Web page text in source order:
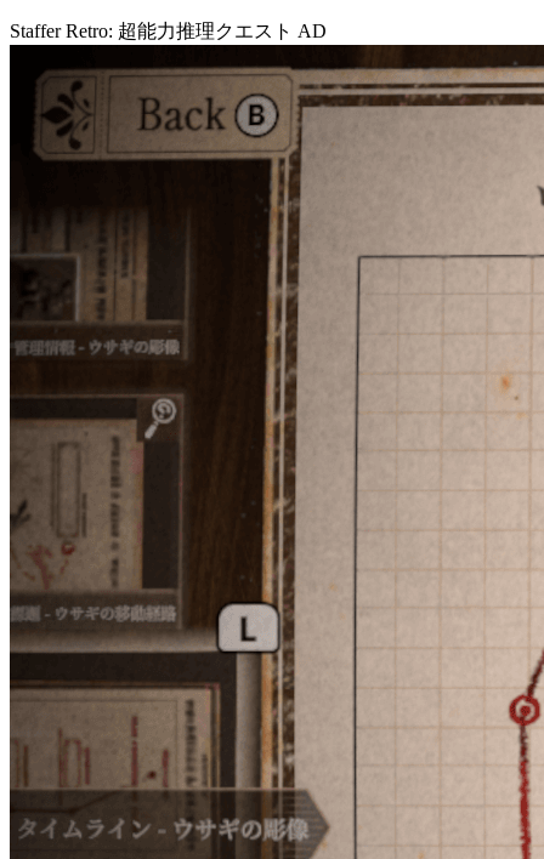
Staffer Retro: 超能力推理クエスト AD